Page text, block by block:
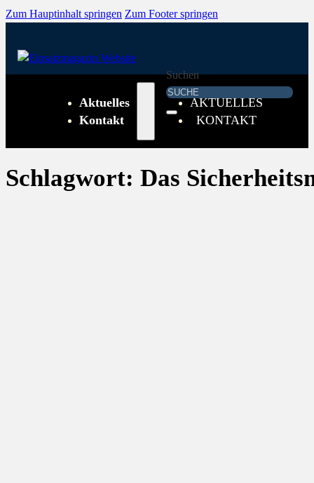
Zum Hauptinhalt springen Zum Footer springen
Suchen
Aktuelles
Kontakt
AKTUELLES
KONTAKT
Schlagwort: Das